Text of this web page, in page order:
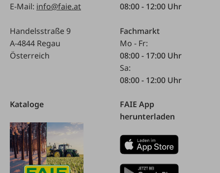
E-Mail: info@faie.at
Handelsstraße 9
A-4844 Regau
Österreich
08:00 - 12:00 Uhr
Fachmarkt
Mo - Fr:
08:00 - 17:00 Uhr
Sa:
08:00 - 12:00 Uhr
Kataloge
FAIE App
herunterladen